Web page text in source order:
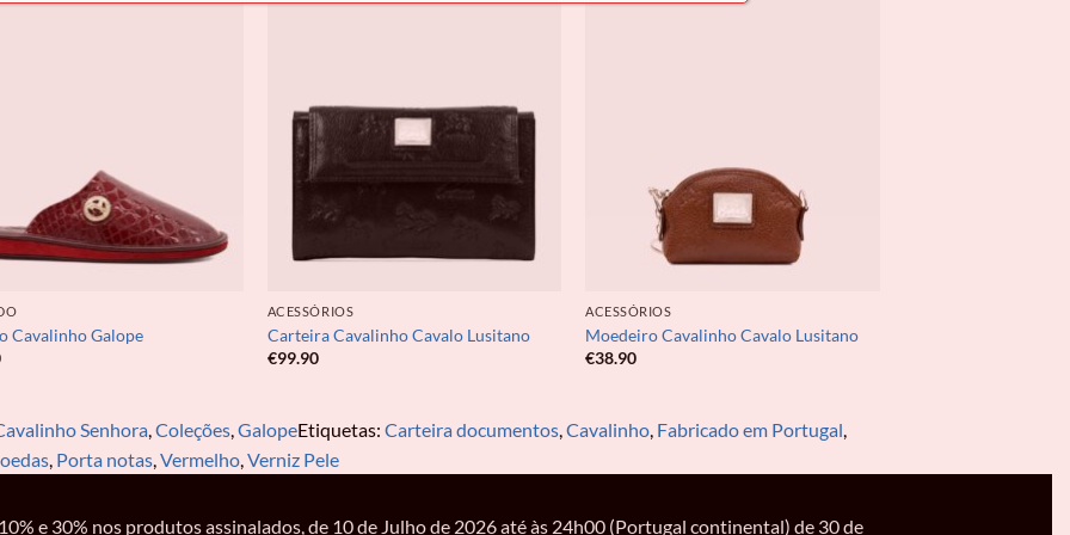
Cavalinho Galope
ACESSÓRIOS
Carteira Cavalinho Cavalo Lusitano
€99.90
ACESSÓRIOS
Moedeiro Cavalinho Cavalo Lusitano
€38.90
Senhora,Coleções,GalopeEtiquetas: Carteira documentos,Cavalinho, Fabricado em Portugal,
, Porta notas,Vermelho,Verniz Pele
e 30% nos produtos assinalados, de 10 de Julho de 2026 até às 24h00 (Portugal continental) de 30 de